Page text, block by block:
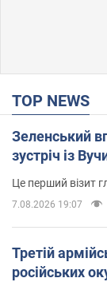
TOP NEWS
Зеленський
зустріч із
7.08.2026 19:07
Третій
російських